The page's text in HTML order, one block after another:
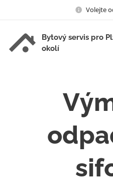
Volejte
Bytový servis pro
okolí